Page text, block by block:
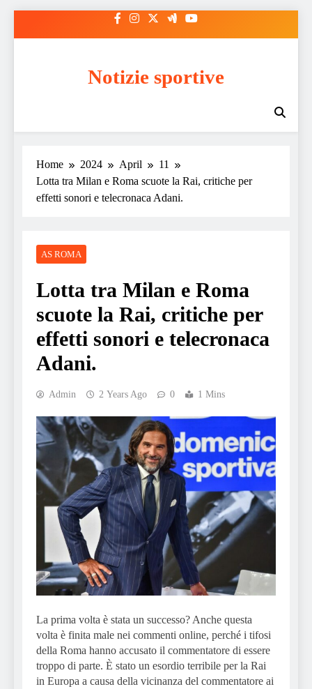
Notizie sportive
Home 2024 April
11
Lotta tra Milan e Roma scuote la Rai, critiche per
effetti sonori e telecronaca Adani.
AS ROMA
Lotta tra Milan e Roma
scuote la Rai, critiche per
effetti sonori e telecronaca
Adani.
Admin 2 Years Ago 0 1 Mins
La prima volta è stata un successo? Anche questa
volta è finita male nei commenti online, perché i tifosi
della Roma hanno accusato il commentatore di essere
troppo di parte. È stato un esordio terribile per la Rai
in Europa a causa della vicinanza del commentatore ai